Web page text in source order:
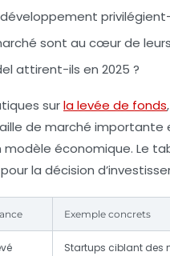
sont au cœur de
attirent-ils en 2025 ?
surla levée de fonds
de marché importante
économique. Le
la décision
Exemple concrets
Startups ciblant des